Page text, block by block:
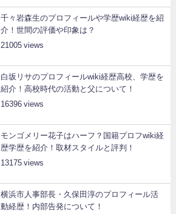
千々岩森生のプロフィールや学歴wiki経歴を紹
介！世間の評価や印象は？
21005
白坂リサのプロフィールwiki経歴高校、学歴を
紹介！高校時代の活動と父について！
16396
モンゴメリー花子はハーフ？国籍プロフwiki経
歴学歴を紹介！取材スタイルと評判！
13175
横浜市人事部長・久保田淳のプロフィール活
動経歴！内部告発について！